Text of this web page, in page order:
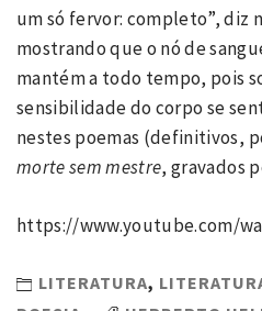
um só fervor: completo”, diz
mostrando que o nó de
mantém a todo tempo, pois
sensibilidade do corpo se
nestes poemas (definitivos,
morte sem mestre, gravados
https://www.youtube.com/
LITERATURA,